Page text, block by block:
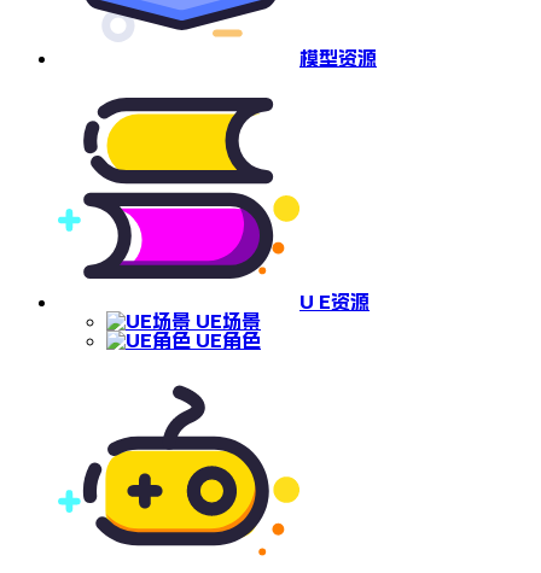
模型资源
U E资源
UE场景
UE角色